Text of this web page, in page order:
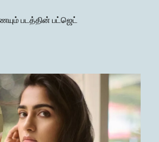
படத்தின் பட்ஜெட்